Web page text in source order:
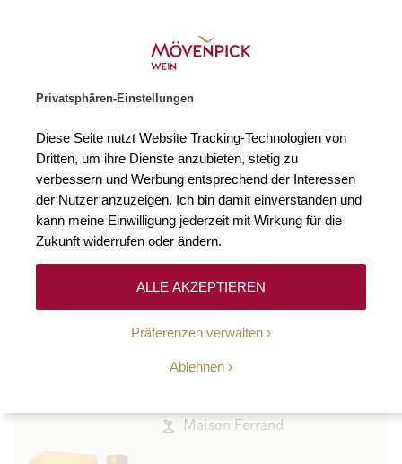
Privatsphären-Einstellungen
Diese Seite nutzt Website Tracking-Technologien von
Dritten, um ihre Dienste anzubieten, stetig zu
verbessern und Werbung entsprechend der Interessen
der Nutzer anzuzeigen. Ich bin damit einverstanden und
kann meine Einwilligung jederzeit mit Wirkung für die
Zukunft widerrufen oder ändern.
Präferenzen verwalten
Ablehnen
ALLE AKZEPTIEREN
Cognac 2
Grande Champagne
Maison Ferrand